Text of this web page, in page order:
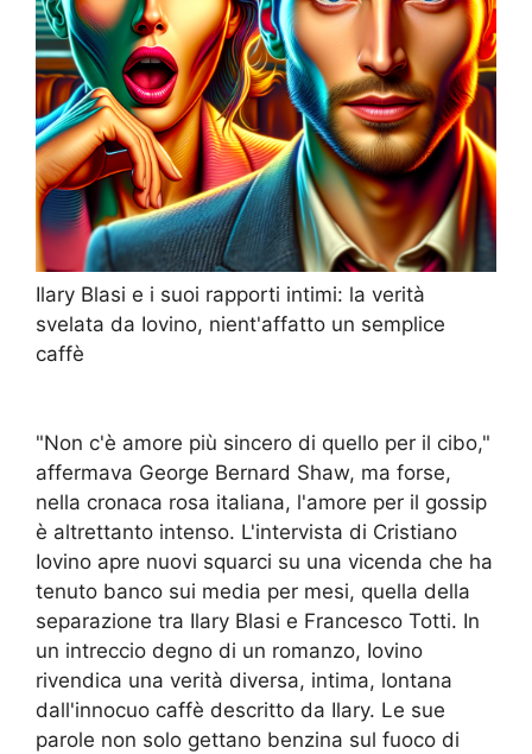
Ilary Blasi e i suoi rapporti intimi: la verità
svelata da Iovino, nient'affatto un semplice
caffè
"Non c'è amore più sincero di quello per il cibo,"
affermava George Bernard Shaw, ma forse,
nella cronaca rosa italiana, l'amore per il gossip
è altrettanto intenso. L'intervista di Cristiano
Iovino apre nuovi squarci su una vicenda che ha
tenuto banco sui media per mesi, quella della
separazione tra Ilary Blasi e Francesco Totti. In
un intreccio degno di un romanzo, Iovino
rivendica una verità diversa, intima, lontana
dall'innocuo caffè descritto da Ilary. Le sue
parole non solo gettano benzina sul fuoco di